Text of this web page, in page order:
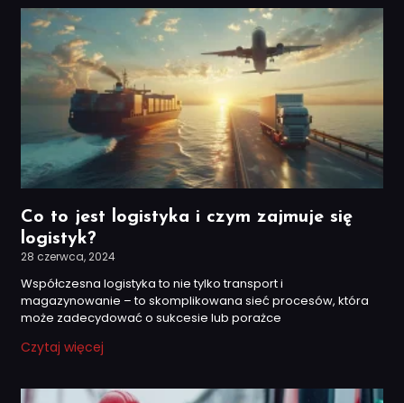
Co to jest logistyka i czym zajmuje się
logistyk?
28 czerwca, 2024
Współczesna logistyka to nie tylko transport i
magazynowanie – to skomplikowana sieć procesów, która
może zadecydować o sukcesie lub porażce
Czytaj więcej